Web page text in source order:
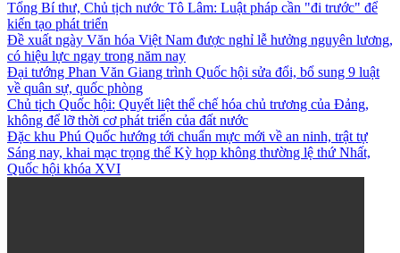
Tổng Bí thư, Chủ tịch nước Tô Lâm: Luật pháp cần "đi trước" để
kiến tạo phát triển
Đề xuất ngày Văn hóa Việt Nam được nghỉ lễ hưởng nguyên lương,
có hiệu lực ngay trong năm nay
Đại tướng Phan Văn Giang trình Quốc hội sửa đổi, bổ sung 9 luật
về quân sự, quốc phòng
Chủ tịch Quốc hội: Quyết liệt thể chế hóa chủ trương của Đảng,
không để lỡ thời cơ phát triển của đất nước
Đặc khu Phú Quốc hướng tới chuẩn mực mới về an ninh, trật tự
Sáng nay, khai mạc trọng thể Kỳ họp không thường lệ thứ Nhất,
Quốc hội khóa XVI